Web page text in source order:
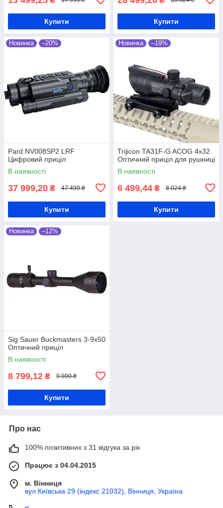
Купити Купити
Новинка –20%
Pard NV008SP2 LRF
Цифровий приціл
В наявності
37 999,20 ₴ 47 499 ₴
Купити
Новинка –19%
Trijicon TA31F-G ACOG 4x32
Оптичний приціл для рушниці
В наявності
6 499,44 ₴ 8 024 ₴
Купити
Новинка –12%
Sig Sauer Buckmasters 3-9x50
Оптичний приціл
В наявності
8 799,12 ₴ 9 999 ₴
Купити
Про нас
100% позитивних з 31 відгука за рік
Працює з 04.04.2015
м. Вінниця
вул Київська 29 (індекс 21032), Вінниця, Україна